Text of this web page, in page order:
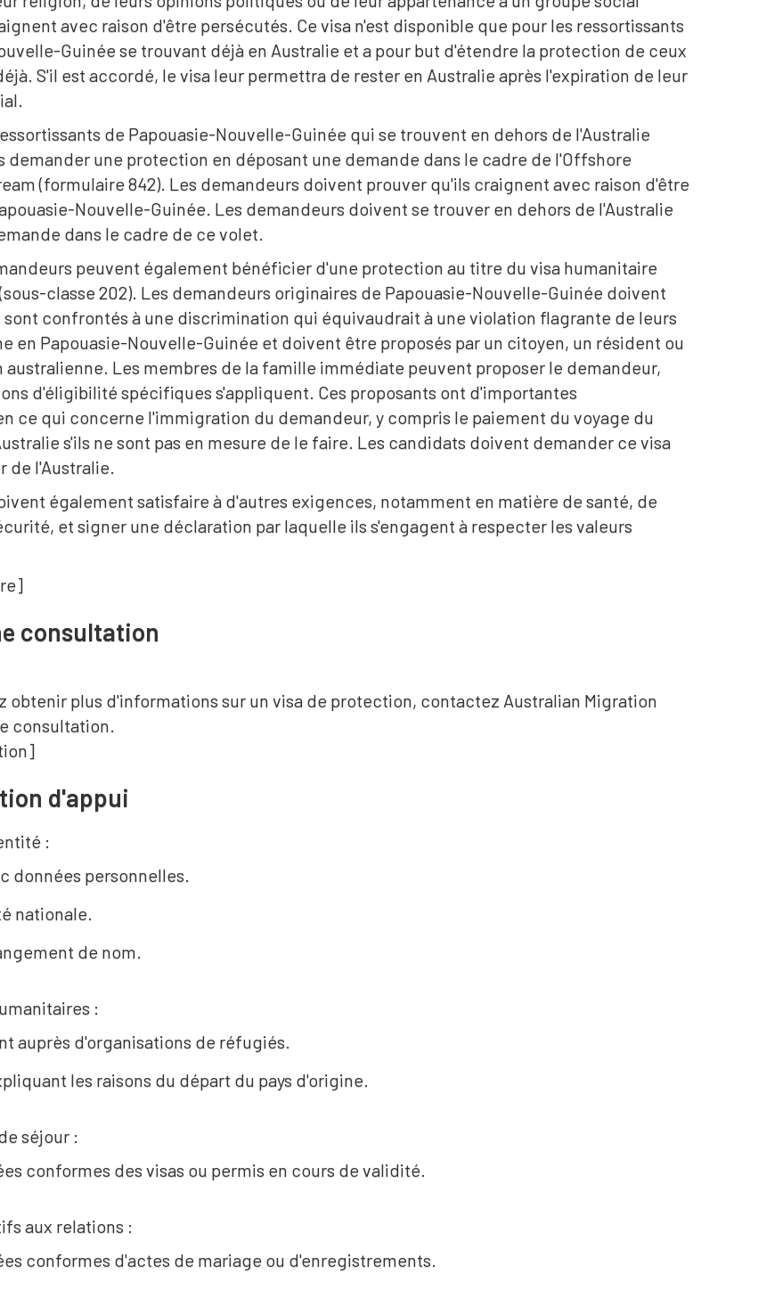
avec raison d'être persécutés. Ce visa n'est disponible que pour les ressortissants
Guinée se trouvant déjà en Australie et a pour but d'étendre la protection de ceux
S'il est accordé, le visa leur permettra de rester en Australie après l'expiration de leur
de Papouasie-Nouvelle-Guinée qui se trouvent en dehors de l'Australie
demander une protection en déposant une demande dans le cadre de l'Offshore
(formulaire 842). Les demandeurs doivent prouver qu'ils craignent avec raison d'être
Nouvelle-Guinée. Les demandeurs doivent se trouver en dehors de l'Australie
dans le cadre de ce volet.
peuvent également bénéficier d'une protection au titre du visa humanitaire
classe 202). Les demandeurs originaires de Papouasie-Nouvelle-Guinée doivent
confrontés à une discrimination qui équivaudrait à une violation flagrante de leurs
en Papouasie-Nouvelle-Guinée et doivent être proposés par un citoyen, un résident ou
australienne. Les membres de la famille immédiate peuvent proposer le demandeur,
d'éligibilité spécifiques s'appliquent. Ces proposants ont d'importantes
ce qui concerne l'immigration du demandeur, y compris le paiement du voyage du
s'ils ne sont pas en mesure de le faire. Les candidats doivent demander ce visa
de l'Australie.
également satisfaire à d'autres exigences, notamment en matière de santé, de
et signer une déclaration par laquelle ils s'engagent à respecter les valeurs
consultation
obtenir plus d'informations sur un visa de protection, contactez Australian Migration
consultation.
d'appui
:
données personnelles.
nationale.
de nom.
:
auprès d'organisations de réfugiés.
les raisons du départ du pays d'origine.
séjour :
conformes des visas ou permis en cours de validité.
aux relations :
conformes d'actes de mariage ou d'enregistrements.